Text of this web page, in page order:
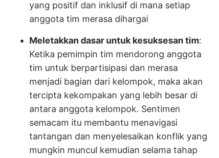
yang positif dan inklusif di mana setiap
anggota tim merasa dihargai
Meletakkan dasar untuk kesuksesan tim:
Ketika pemimpin tim mendorong anggota
tim untuk berpartisipasi dan merasa
menjadi bagian dari kelompok, maka akan
tercipta kekompakan yang lebih besar di
antara anggota kelompok. Sentimen
semacam itu membantu menavigasi
tantangan dan menyelesaikan konflik yang
mungkin muncul kemudian selama tahap